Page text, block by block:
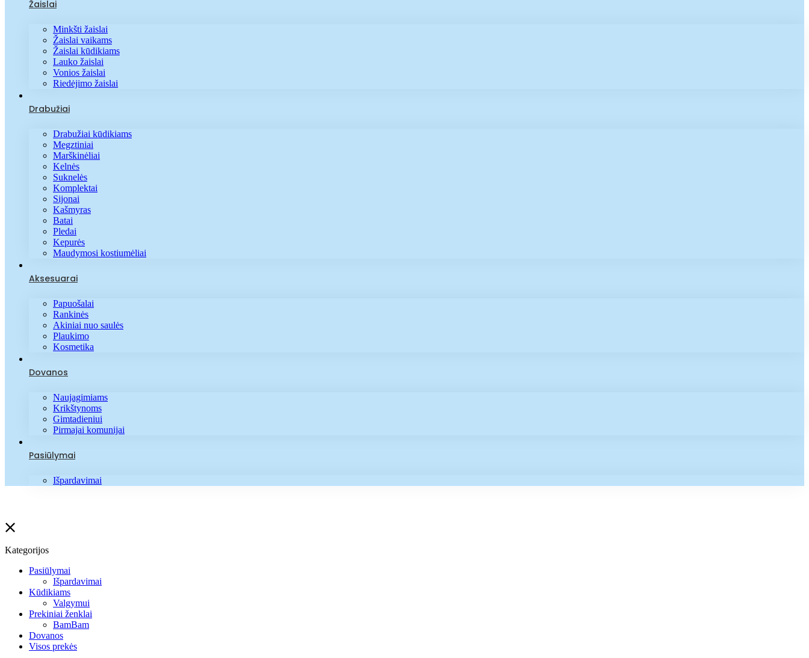
Žaislai
Minkšti žaislai
Žaislai vaikams
Žaislai kūdikiams
Lauko žaislai
Vonios žaislai
Riedėjimo žaislai
Drabužiai
Drabužiai kūdikiams
Megztiniai
Marškinėliai
Kelnės
Suknelės
Komplektai
Sijonai
Kašmyras
Batai
Pledai
Kepurės
Maudymosi kostiumėliai
Aksesuarai
Papuošalai
Rankinės
Akiniai nuo saulės
Plaukimo
Kosmetika
Dovanos
Naujagimiams
Krikštynoms
Gimtadieniui
Pirmajai komunijai
Pasiūlymai
Išpardavimai
Kategorijos
Pasiūlymai
Išpardavimai
Kūdikiams
Valgymui
Prekiniai ženklai
BamBam
Dovanos
Visos prekės